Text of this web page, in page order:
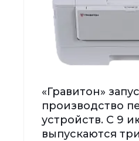
«Гравитон»
производство
устройств. С 9
выпускаются